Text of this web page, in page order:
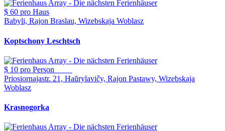
$ 60 pro Haus
Babyli, Rajon Braslau, Wizebskaja Woblasz
Koptschony Leschtsch
$ 10 pro Person
Priosiornajastr. 21, Haŭrylavičy, Rajon Pastawy, Wizebskaja
Woblasz
Krasnogorka